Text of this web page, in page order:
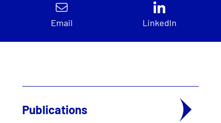
Email LinkedIn
Publications